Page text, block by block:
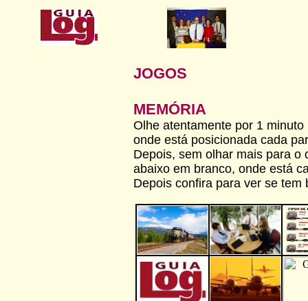
JOGOS
MEMÓRIA
Olhe atentamente por 1
onde está posicionada cada
Depois, sem olhar mais para o
abaixo em branco, onde está
Depois confira para ver se tem